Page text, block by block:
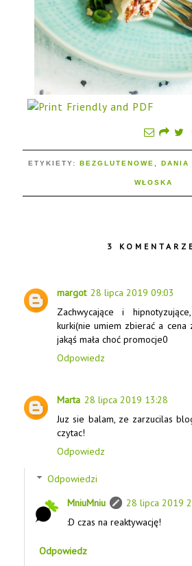
ETYKIETY: BEZGLUTENOWE, DANIA
WŁOSKA
3
margot 28 lipca 2019 09:03
Zachwycające i
kurki(nie umiem zbierać a cena
jakąś mała choć promocje0
Odpowiedz
Marta 28 lipca 2019 13:28
Juz sie balam, ze zarzucilas
czytac!
Odpowiedz
Odpowiedzi
MniuMniu
28 lipca 2019
:D czas na reaktywację!
Odpowiedz